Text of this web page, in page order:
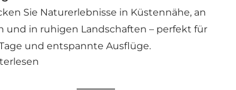
Sie Naturerlebnisse in Küstennähe, an
und in ruhigen Landschaften – perfekt für
und entspannte Ausflüge.